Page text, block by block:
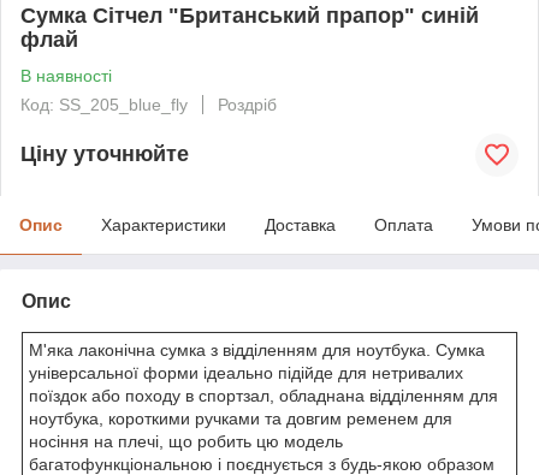
Сумка Сітчел "Британський прапор" синій
флай
В наявності
Код: SS_205_blue_fly
Роздріб
Ціну уточнюйте
Опис Характеристики Доставка Оплата Умови
Опис
М'яка лаконічна сумка з відділенням для ноутбука. Сумка
універсальної форми ідеально підійде для нетривалих
поїздок або походу в спортзал, обладнана відділенням для
ноутбука, короткими ручками та довгим ременем для
носіння на плечі, що робить цю модель
багатофункціональною і поєднується з будь-якою образом